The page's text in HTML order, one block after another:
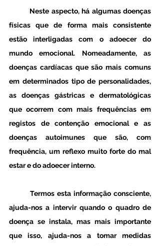
físicas que de forma mais consistente
estão interligadas com o adoecer do
mundo emocional. Nomeadamente, as
doenças cardíacas que são mais comuns
em determinados tipo de personalidades,
as doenças gástricas e dermatológicas
que ocorrem com mais frequências em
registos de contenção emocional e as
doenças autoimunes que são, com
frequência, um reflexo muito forte do mal
estar e do adoecer interno.
ajuda-nos a intervir quando o quadro de
doença se instala, mas mais importante
que isso, ajuda-nos a tomar medidas